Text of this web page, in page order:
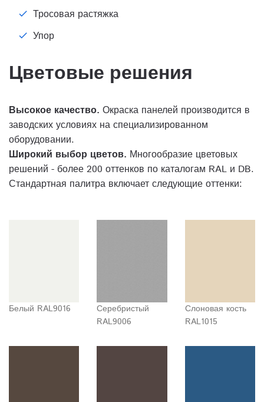
Тросовая растяжка
Упор
Цветовые решения
Высокое качество. Окраска панелей производится в
заводских условиях на специализированном
оборудовании.
Широкий выбор цветов. Многообразие цветовых
решений - более 200 оттенков по каталогам RAL и DB.
Стандартная палитра включает следующие оттенки:
Белый RAL9016
Серебристый
RAL9006
Слоновая кость
RAL1015